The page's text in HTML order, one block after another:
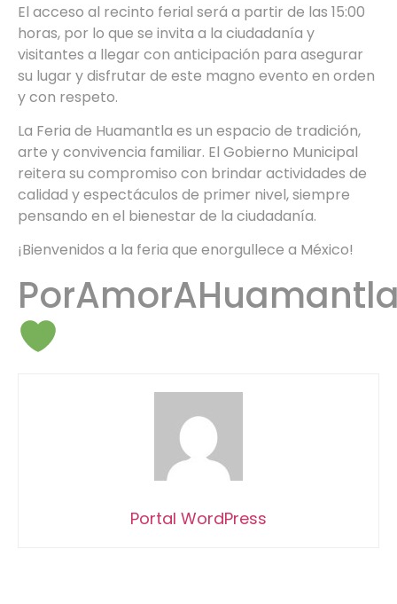
El acceso al recinto ferial será a partir de las 15:00
horas, por lo que se invita a la ciudadanía y
visitantes a llegar con anticipación para asegurar
su lugar y disfrutar de este magno evento en orden
y con respeto.
La Feria de Huamantla es un espacio de tradición,
arte y convivencia familiar. El Gobierno Municipal
reitera su compromiso con brindar actividades de
calidad y espectáculos de primer nivel, siempre
pensando en el bienestar de la ciudadanía.
¡Bienvenidos a la feria que enorgullece a México!
Portal WordPress